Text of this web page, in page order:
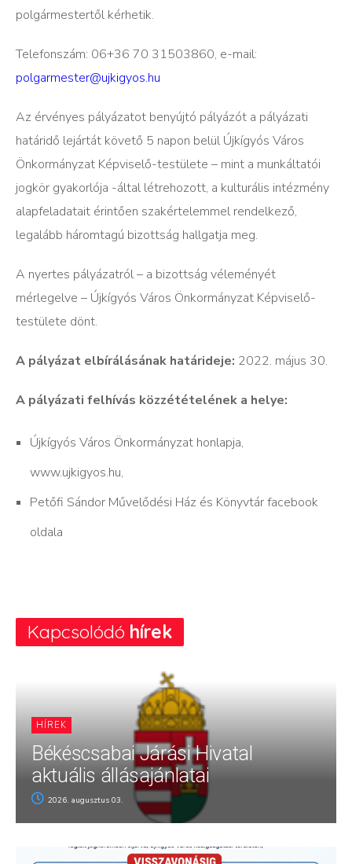
polgármestertől kérhetik.
Telefonszám: 06+36 70 31503860, e-mail:
polgarmester@ujkigyos.hu
Az érvényes pályázatot benyújtó pályázót a pályázati
határidő lejártát követő 5 napon belül Újkígyós Város
Önkormányzat Képviselő-testülete – mint a munkáltatói
jogkör gyakorlója -által létrehozott, a kulturális intézmény
alapfeladatait érintően szakértelemmel rendelkező,
legalább háromtagú bizottság hallgatja meg.
A nyertes pályázatról – a bizottság véleményét
mérlegelve – Újkígyós Város Önkormányzat Képviselő-
testülete dönt.
A pályázat elbírálásának határideje: 2022. május 30.
A pályázati felhívás közzétételének a helye:
Újkígyós Város Önkormányzat honlapja,
www.ujkigyos.hu,
Petőfi Sándor Művelődési Ház és Könyvtár facebook
oldala
Kapcsolódó hírek
HÍREK
Békéscsabai Járási Hivatal
aktuális állásajánlatai
2026. augusztus 03.